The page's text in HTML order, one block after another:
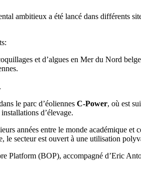
ambitieux a été lancé dans différents
et d’algues en Mer du Nord
le parc d’éoliennes C-Power, où est
d’élevage.
années entre le monde académique
secteur est ouvert à une utilisation
Platform (BOP), accompagné d’Eric